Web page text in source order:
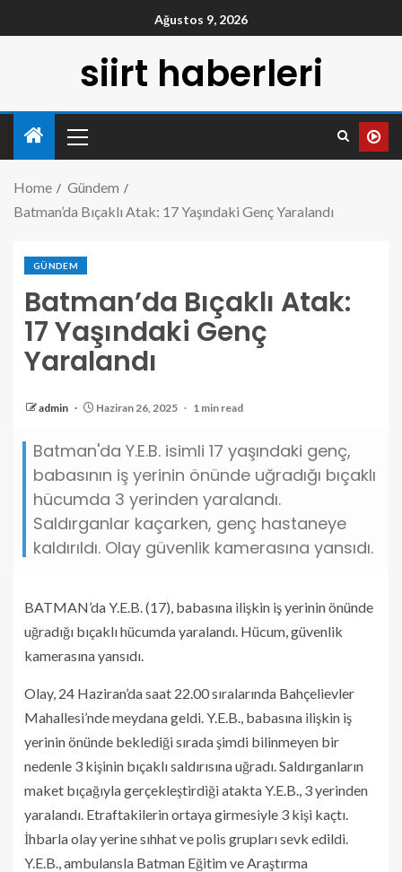
Ağustos 9, 2026
siirt haberleri
Home
Gündem
Batman’da Bıçaklı Atak: 17 Yaşındaki Genç Yaralandı
GÜNDEM
Batman’da Bıçaklı Atak:
17 Yaşındaki Genç
Yaralandı
admin Haziran 26, 2025 1 min read
Batman'da Y.E.B. isimli 17 yaşındaki genç,
babasının iş yerinin önünde uğradığı bıçaklı
hücumda 3 yerinden yaralandı.
Saldırganlar kaçarken, genç hastaneye
kaldırıldı. Olay güvenlik kamerasına yansıdı.
BATMAN’da Y.E.B. (17), babasına ilişkin iş yerinin önünde
uğradığı bıçaklı hücumda yaralandı. Hücum, güvenlik
kamerasına yansıdı.
Olay, 24 Haziran’da saat 22.00 sıralarında Bahçelievler
Mahallesi’nde meydana geldi. Y.E.B., babasına ilişkin iş
yerinin önünde beklediği sırada şimdi bilinmeyen bir
nedenle 3 kişinin bıçaklı saldırısına uğradı. Saldırganların
maket bıçağıyla gerçekleştirdiği atakta Y.E.B., 3 yerinden
yaralandı. Etraftakilerin ortaya girmesiyle 3 kişi kaçtı.
İhbarla olay yerine sıhhat ve polis grupları sevk edildi.
Y.E.B., ambulansla Batman Eğitim ve Araştırma